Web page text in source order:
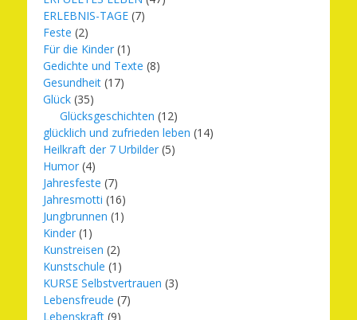
ERLEBNIS-TAGE (7)
Feste (2)
Für die Kinder (1)
Gedichte und Texte (8)
Gesundheit (17)
Glück (35)
Glücksgeschichten (12)
glücklich und zufrieden leben (14)
Heilkraft der 7 Urbilder (5)
Humor (4)
Jahresfeste (7)
Jahresmotti (16)
Jungbrunnen (1)
Kinder (1)
Kunstreisen (2)
Kunstschule (1)
KURSE Selbstvertrauen (3)
Lebensfreude (7)
Lebenskraft (9)